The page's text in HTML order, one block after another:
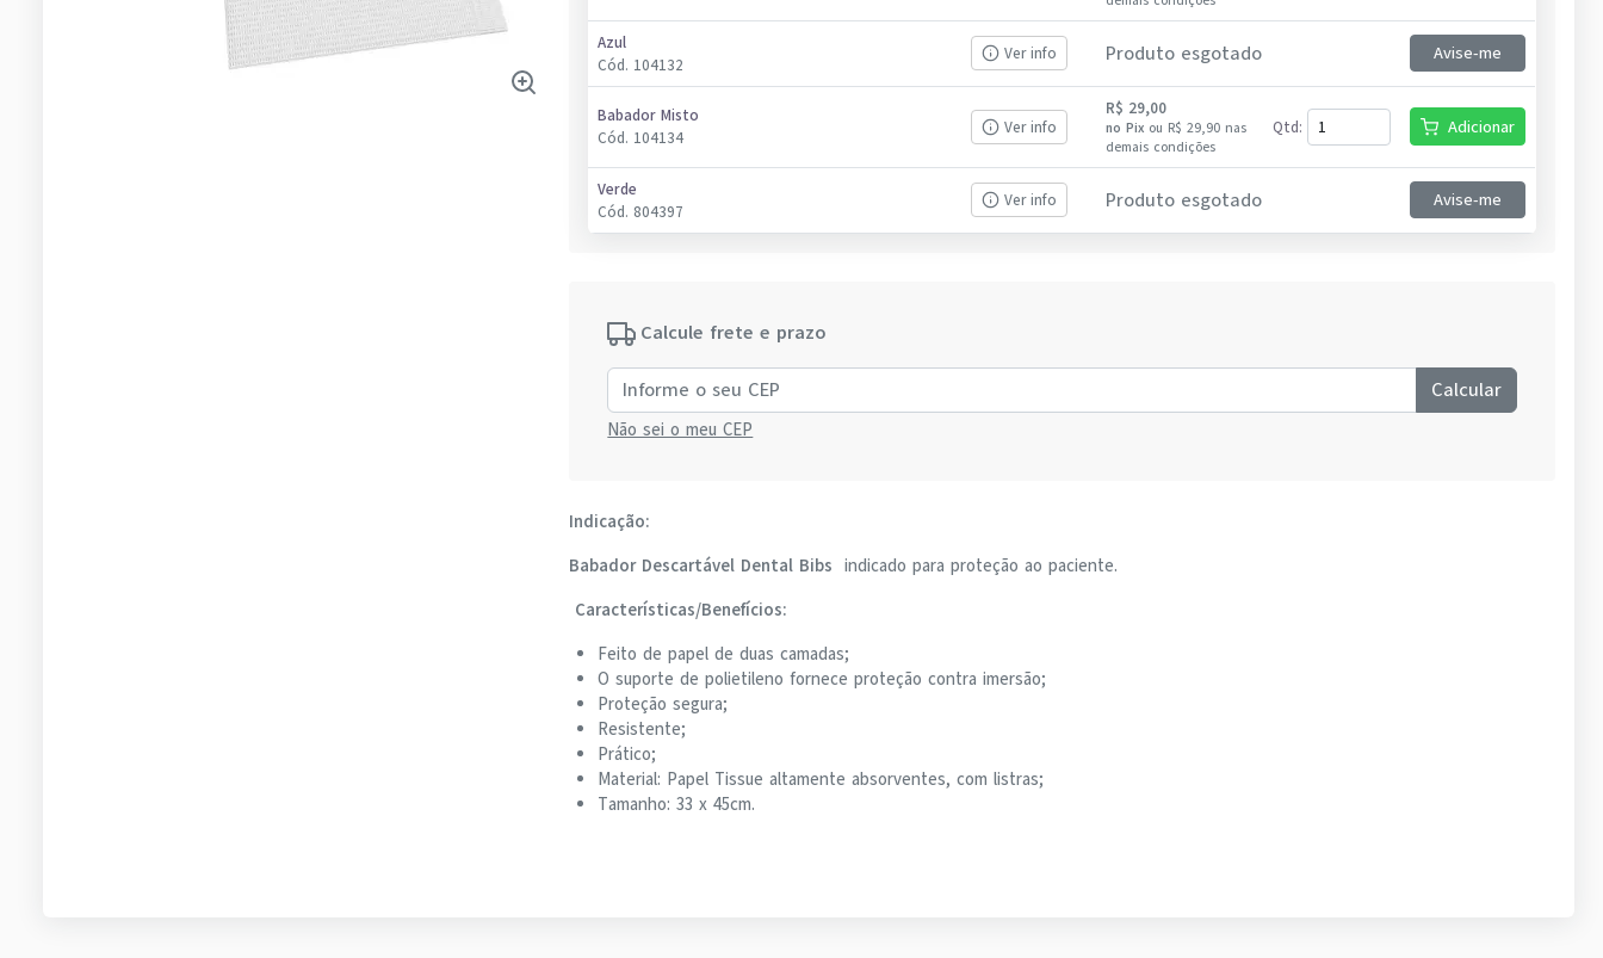
Azul
Cód. 104132
Ver info Produto esgotado Avise-me
Babador Misto
Cód. 104134
Ver info
R$ 29,00
noPix ou R$ 29,90 nas
demais condições
Qtd: Adicionar
Verde
Cód. 804397
Ver info Produto esgotado Avise-me
Calcule frete e prazo
Calcular
Não sei o meu CEP
Indicação:
Babador Descartável Dental Bibs indicado para proteção ao paciente.
Características/Benefícios:
Feito de papel de duas camadas;
O suporte de polietileno fornece proteção contra imersão;
Proteção segura;
Resistente;
Prático;
Material: Papel Tissue altamente absorventes, com listras;
Tamanho: 33 x 45cm.